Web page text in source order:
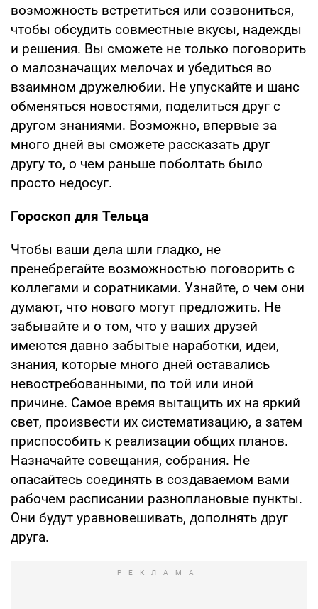
возможность встретиться или созвониться,
чтобы обсудить совместные вкусы, надежды
и решения. Вы сможете не только поговорить
о малозначащих мелочах и убедиться во
взаимном дружелюбии. Не упускайте и шанс
обменяться новостями, поделиться друг с
другом знаниями. Возможно, впервые за
много дней вы сможете рассказать друг
другу то, о чем раньше поболтать было
просто недосуг.
Гороскоп для Тельца
Чтобы ваши дела шли гладко, не
пренебрегайте возможностью поговорить с
коллегами и соратниками. Узнайте, о чем они
думают, что нового могут предложить. Не
забывайте и о том, что у ваших друзей
имеются давно забытые наработки, идеи,
знания, которые много дней оставались
невостребованными, по той или иной
причине. Самое время вытащить их на яркий
свет, произвести их систематизацию, а затем
приспособить к реализации общих планов.
Назначайте совещания, собрания. Не
опасайтесь соединять в создаваемом вами
рабочем расписании разноплановые пункты.
Они будут уравновешивать, дополнять друг
друга.